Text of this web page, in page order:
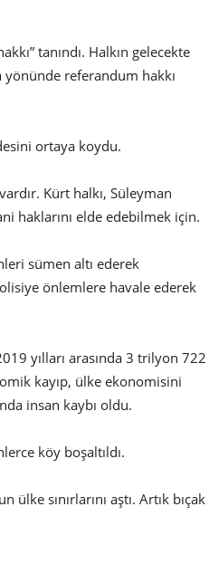
tanındı. Halkın gelecekte
yönünde referandum hakkı
ortaya koydu.
Kürt halkı, Süleyman
haklarını elde edebilmek için.
sümen altı ederek
önlemlere havale ederek
yılları arasında 3 trilyon 722
kayıp, ülke ekonomisini
insan kaybı oldu.
köy boşaltıldı.
sınırlarını aştı. Artık bıçak